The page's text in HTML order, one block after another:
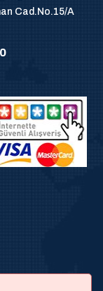
Cad.No.15/A